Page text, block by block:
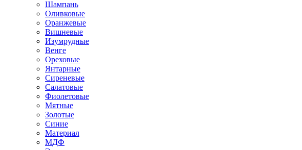
Шампань
Оливковые
Оранжевые
Вишневые
Изумрудные
Венге
Ореховые
Янтарные
Сиреневые
Салатовые
Фиолетовые
Мятные
Золотые
Синие
Материал
МДФ